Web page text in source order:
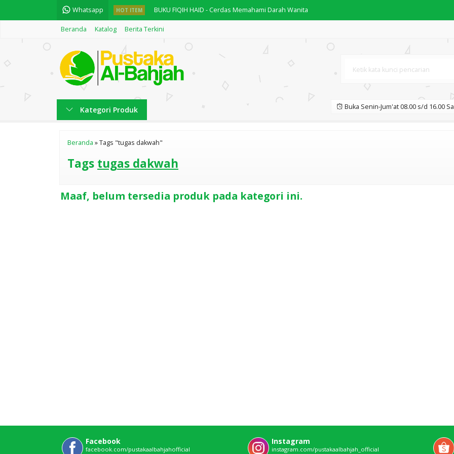
Whatsapp HOT ITEM BUKU FIQIH HAID - Cerdas Memahami Darah Wanita
Maqoshid Syariah
Fiqih Shalat Berjamaah
Kitab Tahsilul Ma'mul
Silsilah Fiqih Praktis Jenazah
Beranda Katalog Berita Terkini
Kategori Produk Buka Senin-Jum'at 08.00 s/d 16.00
Beranda »Tags "tugas dakwah"
Tags tugas dakwah
Maaf, belum tersedia produk pada kategori ini.
Facebook
facebook.com/pustakaalbahjahofficial
Instagram
instagram.com/pustakaalbahjah_official